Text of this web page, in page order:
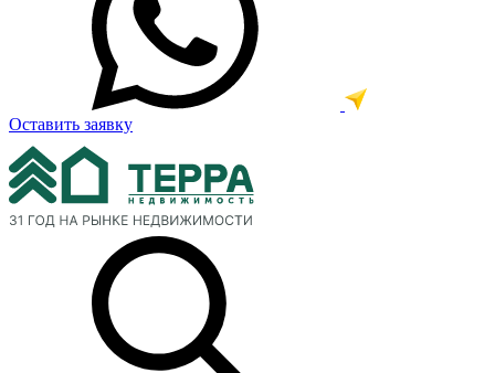
Оставить заявку